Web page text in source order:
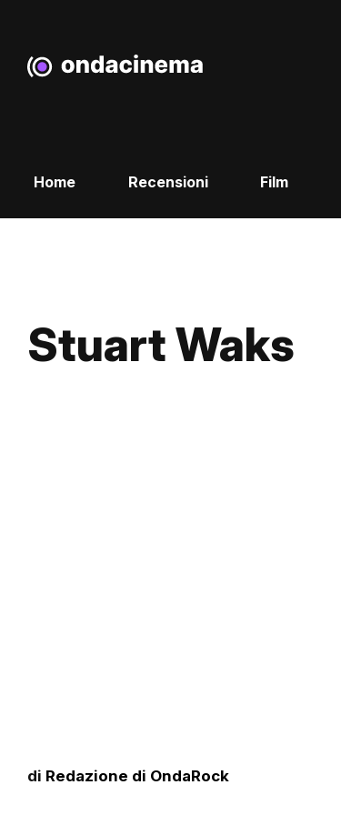
Home Recensioni Film
Stuart Waks
di Redazione di OndaRock